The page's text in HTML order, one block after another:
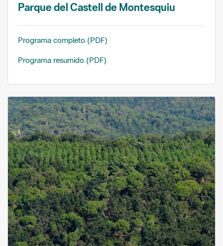
Parque del Castell de Montesquiu
Programa completo (PDF)
Programa resumido (PDF)